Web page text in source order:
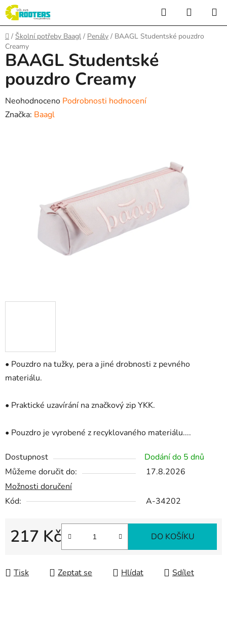
Přejít
na
obsah
Hledat
KOŠÍK
Domů
/ Školní potřeby Baagl / Penály / BAAGL Studentské pouzdro
Creamy
• Pouzdro na tužky, pera a jiné drobnosti z pevného
materiálu.
• Praktické uzavírání na značkový zip YKK.
• Pouzdro je vyrobené z recyklovaného materiálu....
Dostupnost
Dodání do 5 dnů
Můžeme doručit do:
17.8.2026
Možnosti doručení
Kód:
A-34202
217 Kč DO KOŠÍKU
Tisk Zeptat se Hlídat Sdílet
BAAGL Studentské
pouzdro Creamy
Průměrné
hodnocení
Neohodnoceno Podrobnosti hodnocení
Značka: Baagl